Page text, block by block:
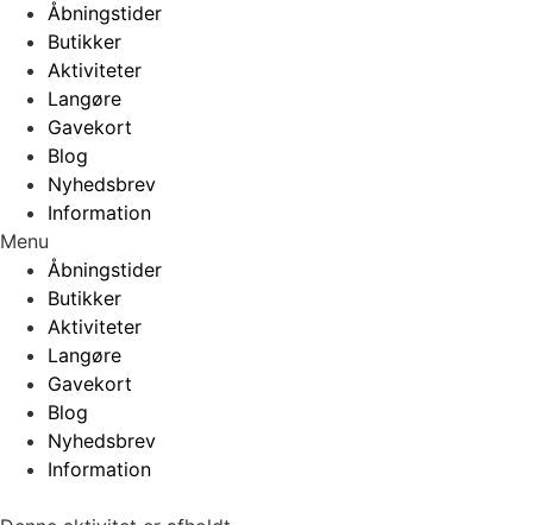
Åbningstider
Butikker
Aktiviteter
Langøre
Gavekort
Blog
Nyhedsbrev
Information
Menu
Åbningstider
Butikker
Aktiviteter
Langøre
Gavekort
Blog
Nyhedsbrev
Information